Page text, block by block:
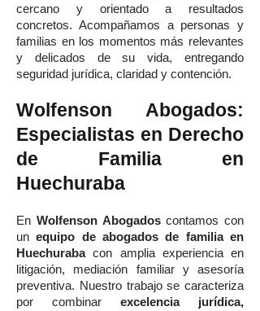
cercano y orientado a resultados
concretos. Acompañamos a personas y
familias en los momentos más relevantes
y delicados de su vida, entregando
seguridad jurídica, claridad y contención.
Wolfenson Abogados:
Especialistas en Derecho
de Familia en
Huechuraba
En Wolfenson Abogadoscontamos con
unequipo de abogados de familia en
Huechurabacon amplia experiencia en
litigación, mediación familiar y asesoría
preventiva. Nuestro trabajo se caracteriza
por combinar excelencia jurídica,